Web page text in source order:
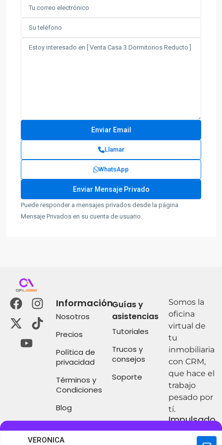
Llamar
WhatsApp
Puede responder a mensajes privados desde la página
Mensaje Privados en su cuenta de usuario.
Información
Nosotros
Precios
Política de
privacidad
Términos y
Condiciones
Blog
Guías y
asistencias
Tutoriales
Trucos y
consejos
Soporte
Somos la
oficina
virtual de
tu
inmobiliaria
con CRM,
que hace el
trabajo
pesado por
tí.
Impulsado
por:
© 2026 Ofiliaria, tu Oficina Virtual con CRM - by Ofiliaria
VERONICA